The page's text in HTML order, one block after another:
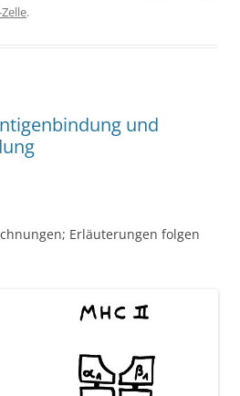
.
und
Erläuterungen folgen